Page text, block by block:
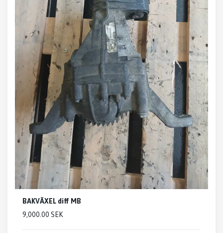
BAKVÄXEL diff MB
9,000.00 SEK